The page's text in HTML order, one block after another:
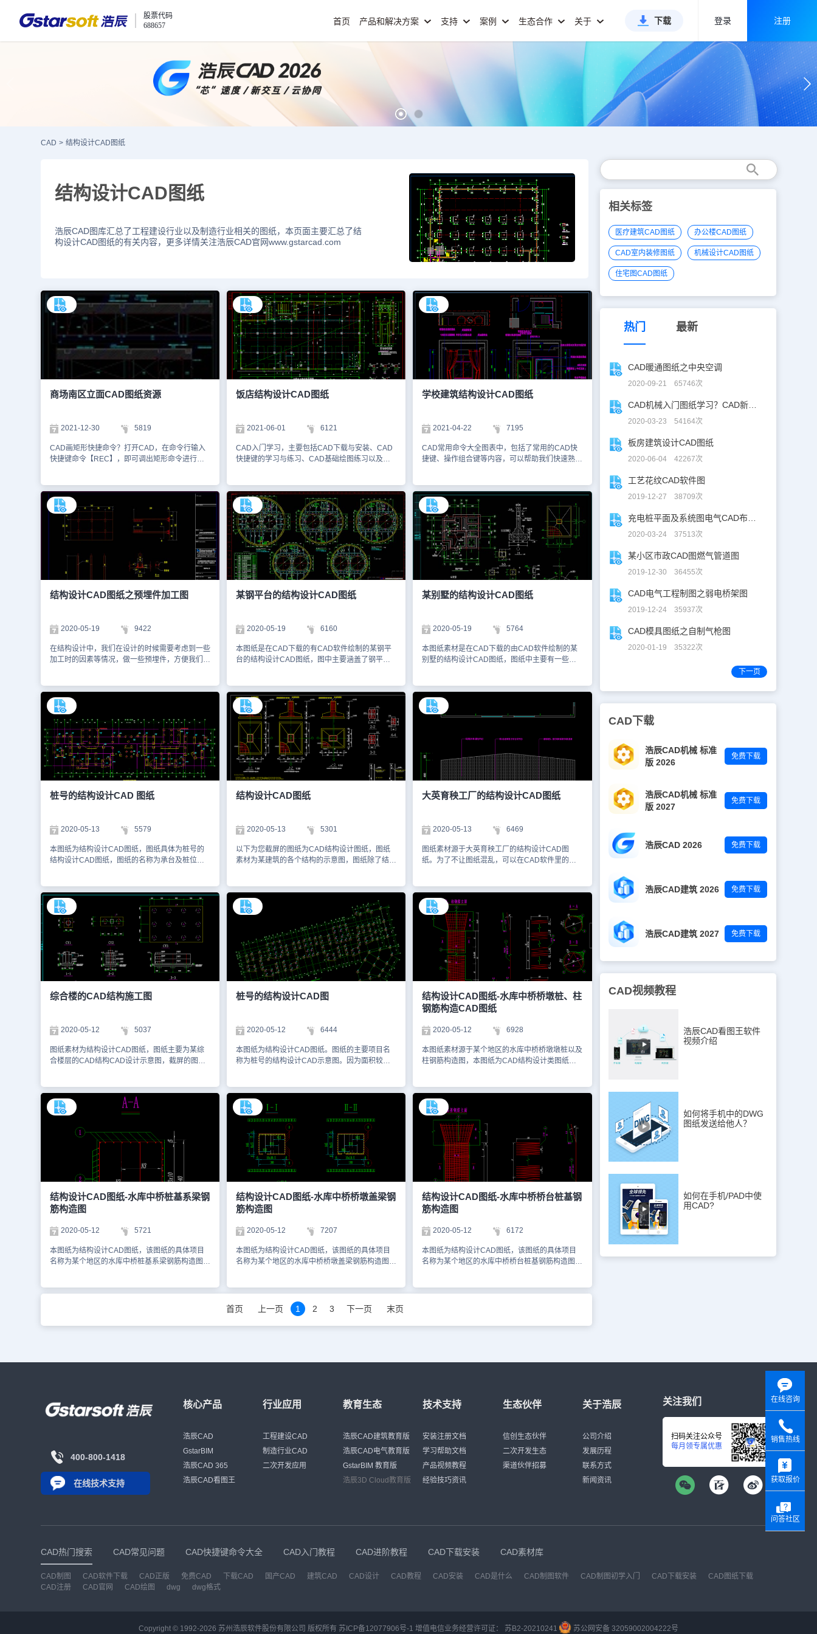
股票代码
688657
首页 产品和解决方案 支持 案例 生态合作 关于 下载 登录 注册
CAD > 结构设计CAD图纸
结构设计CAD图纸
浩辰CAD图库汇总了工程建设行业以及制造行业相关的图纸，本页面主要汇总了结
构设计CAD图纸的有关内容，更多详情关注浩辰CAD官网www.gstarcad.com
商场南区立面CAD图纸资源
2021-12-30 5819
CAD画矩形快捷命令？打开CAD，在命令行输入
快捷键命令【REC】，即可调出矩形命令进行绘
捷键命令【REC】。大多数人都是喜欢逛商场，
那么大家在逛商场的时候有没有关注一下商场的立
面设计呢？本文件是建筑结构设计CAD图纸资源
中、使用CAD软件绘制商场南区立面CAD图纸。
1、如下图所示，是一张该商场南区A立面CAD
图，图中给大家展示了各个店铺的区域大小以及过
道设置等情况。2、如下图所示，是一张该商场南
区的B立面CAD图，图中主要给大家展示了装修所
使用的材料，例如LED轨道射灯、悬挂装饰吊灯等
等。今天的CAD下载素材就先给大家介绍到这里
了，想要查看更多建筑结构设计CAD图纸的小伙
也可以使用浩辰CAD制图软件来练习绘制相应的
图纸！本图纸作为学习资料参考，请勿用于商业用
途。
饭店结构设计CAD图纸
2021-06-01 6121
CAD入门学习，主要包括CAD下载与安装、CAD
快捷键的学习与练习、CAD基础绘图练习以及行
软件以及CAD快速制图方法，掌握行业性CAD制
图知识，更加高效地在日常的工作中梳理应用
CAD软件。本文件是建筑结构设计CAD图纸资源
中、使用CAD软件绘制的饭店结构设计CAD图
纸。通过该CAD图纸，我们可以清楚了解饭店的
建筑情况。为了方便大家了解，以下截取了一些该
CAD图纸的预览图。该饭店结构设计CAD图纸主
要绘制了饭店的主楼地下室结构平面图、主楼一
层、二层、三层、四层结构平面图等内容。通过使
用CAD软件的轴网布置、标注、阵列、填充以及
图层设置等功能，我们可以更高效地完成相应的
楼一层结构平面图3、主楼二层结构平面图作为
CAD制图初学入门的新人们，可以在进行CAD入
门学习的同时，多搜集一些CAD基础图纸，如上
述的饭店结构设计CAD图纸。通过模仿练习这些
料，请勿商用。更多的CAD图纸库资源，大家可
以访问浩辰CAD官网进行学习。
学校建筑结构设计CAD图纸
2021-04-22 7195
CAD常用命令大全图表中，包括了常用的CAD快
捷键、操作组合键等内容，可以帮助我们快速熟悉
我们可以根据自己的操作习惯逐渐自定义CAD快
捷键，修改CAD常用命令大全图表。本图纸是结
构设计CAD图纸资源中、使用CAD软件绘制的学
校建筑结构设计CAD图纸。我们在进行CAD制图
设计时，可以参考一些从CAD下载中的相关图
纸。为了方便大家了解建筑的结构，以下为大家截
取了一些该CAD图纸的预览图。该学校建筑结构
设计CAD图纸绘制了一些学校建筑的不同部位的
结构设计CAD图纸。通过CAD常用命令大全图
表，我们可以快速绘制和CAD标注相关设计信
息。CAD常用命令大全图表并不是完全通用的，
会根据自己的操作习惯进行自定义设置。更多关于
该学校建筑结构设计CAD图纸的设计信息，我们
可以使用国产CAD软件，浩辰CAD看图王或者浩
辰CAD进行查看。本素材仅用于互相学习资料，
结构设计CAD图纸之预埋件加工图
2020-05-19 9422
在结构设计中，我们在设计的时候需要考虑到一些
加工时的因素等情况，做一些预埋件，方便我们施
纸。小编为大家整理了与预埋件加工相关的CAD
图纸提供给大家，大家可以使用浩辰CAD看图王
或者浩辰CAD官网进行在线查看等，以便于参
考。本素材仅用于互相学习资料，请勿商用。更多
图纸库资源可访问浩辰CAD官网进行学习。1、某
预埋件加工图
某钢平台的结构设计CAD图纸
2020-05-19 6160
本图纸是在CAD下载的有CAD软件绘制的某钢平
台的结构设计CAD图纸，图中主要涵盖了钢平台
使用浩辰CAD看图王网页版或者浩辰CAD官网进
行在线等查看。以下为大家截图了一些图纸的预览
图。本图纸作为学习资料参考，请勿用于商业用
途。
某别墅的结构设计CAD图纸
2020-05-19 5764
本图纸素材是在CAD下载的由CAD软件绘制的某
别墅的结构设计CAD图纸，图纸中主要有一些不
套图纸，以下为大家截图了一些图纸的预览图，如
下。1、底层~二层平面图 2、基础平面图 3、二层
~三层结构平面图以及节点详图 4、三层~屋顶面平
CAD看图王网页版或者浩辰CAD官网等来查看
商业用途。
桩号的结构设计CAD 图纸
2020-05-13 5579
本图纸为结构设计CAD图纸，图纸具体为桩号的
结构设计CAD图纸，图纸的名称为承台及桩位平
王网页版进行观看，也可以通过访问浩辰CAD官
网学习更多有关CAD资料库的内容，本图纸仅用
于学习资料，切勿用于商业用途。
结构设计CAD图纸
2020-05-13 5301
以下为您截屏的图纸为CAD结构设计图纸，图纸
素材为某建筑的各个结构的示意图，图纸除了结构
以下是小编为您截屏的图纸，您可以通过浩辰
CAD看图王网页版进行观看，也可以通过浩辰
CAD官网学习更多有关CAD的内容，本图纸仅用
于学习资料，切勿用于商业用途。
大英育秧工厂的结构设计CAD图纸
2020-05-13 6469
图纸素材源于大英育秧工厂的结构设计CAD图
纸。为了不让图纸混乱，可以在CAD软件里的布
构轴线平面布置图。以下是小编为您截屏的图纸，
您可以通过浩辰CAD看图王网页版进行观看，也
可以进入浩辰CAD官网将CAD下载下来进行学
习。本图纸均用CAD软件绘制而成，本图纸仅用
于学习资料，切勿用于商业用途。
综合楼的CAD结构施工图
2020-05-12 5037
图纸素材为结构设计CAD图纸，图纸主要为某综
合楼层的CAD结构CAD设计示意图，截屏的图纸
图纸。以下是小编为您截屏的图纸，图纸的格式为
dwg格式。您可以通过浩辰CAD看图王网页版进
行观看，想了解更多有关CAD的资料，可以访问
浩辰CAD官网进行学习。本图纸仅用于学习资
料，切勿用于商业用途。
桩号的结构设计CAD图
2020-05-12 6444
本图纸为结构设计CAD图纸。图纸的主要项目名
称为桩号的结构设计CAD示意图。因为面积较
您参考。您可以通过浩辰CAD看图王网页版进行
观看，也可以将CAD图下载下来之后进行学习。
想了解更多有关CAD的资料，可以访问浩辰CAD
官网进行学习。本图纸仅用于学习资料，切勿用于
商业用途。
结构设计CAD图纸-水库中桥桥墩桩、柱
钢筋构造CAD图纸
2020-05-12 6928
本图纸素材源于某个地区的水库中桥桥墩墩桩以及
柱钢筋构造图，本图纸为CAD结构设计类图纸。
类图层，以下是小编为您截屏的图纸，图纸的格式
为dwg格式，您可以通过浩辰CAD看图王网页版
进行查看小编为您截屏的图纸的内容，也可以访问
浩辰CAD官网进行学习更多有关CAD资料库，本
图纸仅用于学习资料，切勿用于商业用途。
结构设计CAD图纸-水库中桥桩基系梁钢
筋构造图
2020-05-12 5721
本图纸为结构设计CAD图纸，该图纸的具体项目
名称为某个地区的水库中桥桩基系梁钢筋构造图示
图。该图纸的格式为dwg格式。您可以通过浩辰
习，本图纸仅用于学习资料，切勿用于商业用
结构设计CAD图纸-水库中桥桥墩盖梁钢
筋构造图
2020-05-12 7207
本图纸为结构设计CAD图纸，该图纸的具体项目
名称为某个地区的水库中桥桥墩盖梁钢筋构造图示
该图纸的格式为dwg格式。您可以通过浩辰CAD
看图王网页版进行观看。如想获取有关 CAD的资
料库，您也可以访问浩辰CAD官网进行学习，本
图纸仅用于学习资料，切勿用于商业用途。
结构设计CAD图纸-水库中桥桥台桩基钢
筋构造图
2020-05-12 6172
本图纸为结构设计CAD图纸，该图纸的具体项目
名称为某个地区的水库中桥桥台桩基钢筋构造图示
大样图。该图纸的格式为dwg格式。您可以通过浩
学习，本图纸仅用于学习资料，切勿用于商业用
首页 上一页 1 2 3 下一页 末页
相关标签
医疗建筑CAD图纸 办公楼CAD图纸
CAD室内装修图纸 机械设计CAD图纸
住宅图CAD图纸
热门 最新
CAD暖通图纸之中央空调
2020-09-21 65746次
2020-03-23 54164次
板房建筑设计CAD图纸
2020-06-04 42267次
工艺花纹CAD软件图
2019-12-27 38709次
2020-03-24 37513次
某小区市政CAD图燃气管道图
2019-12-30 36455次
CAD电气工程制图之弱电桥架图
2019-12-24 35937次
CAD模具图纸之自制气枪图
2020-01-19 35322次
下一页
CAD下载
浩辰CAD机械 标准
版 2026
免费下载
浩辰CAD机械 标准
版 2027
免费下载
浩辰CAD 2026 免费下载
浩辰CAD建筑 2026 免费下载
浩辰CAD建筑 2027 免费下载
CAD视频教程
浩辰CAD看图王软件
视频介绍
如何将手机中的DWG
图纸发送给他人？
如何在手机/PAD中使
用CAD?
400-800-1418
在线技术支持
核心产品
浩辰CAD
GstarBIM
浩辰CAD 365
浩辰CAD看图王
行业应用
工程建设CAD
制造行业CAD
二次开发应用
教育生态
浩辰CAD建筑教育版
浩辰CAD电气教育版
GstarBIM 教育版
浩辰3D Cloud教育版
技术支持
安装注册文档
学习帮助文档
产品视频教程
经验技巧资讯
生态伙伴
信创生态伙伴
二次开发生态
渠道伙伴招募
关于浩辰
公司介绍
发展历程
联系方式
新闻资讯
关注我们
扫码关注公众号
每月领专属优惠
CAD热门搜索 CAD常见问题 CAD快捷键命令大全 CAD入门教程 CAD进阶教程 CAD下载安装 CAD素材库
CAD制图 CAD软件下载 CAD正版 免费CAD 下载CAD 国产CAD 建筑CAD CAD设计 CAD教程 CAD安装 CAD是什么 CAD制图软件 CAD制图初学入门 CAD下载安装
CAD图纸下载
CAD注册
CAD官网 CAD绘图 dwg dwg格式
Copyright © 1992-2026 苏州浩辰软件股份有限公司 版权所有 苏ICP备12077906号-1 增值电信业务经营许可证： 苏B2-20210241 苏公网安备 32059002004222号
在线咨询
销售热线
获取报价
问答社区